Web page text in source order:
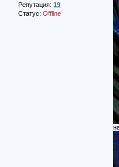
Репутация:19
Статус: Offline